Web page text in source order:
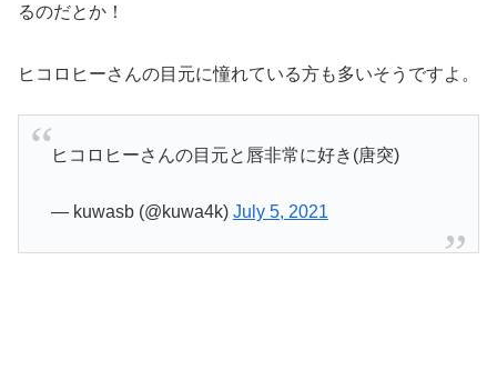
るのだとか！
ヒコロヒーさんの目元に憧れている方も多いそうですよ。
ヒコロヒーさんの目元と唇非常に好き(唐突)
— kuwasb (@kuwa4k) July 5, 2021